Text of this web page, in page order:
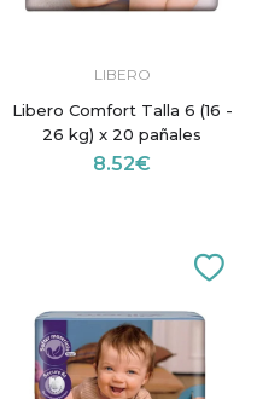
LIBERO
Libero Comfort Talla 6 (16 -
26 kg) x 20 pañales
8.52€